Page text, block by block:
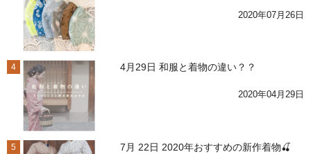
2020年07月26日
4 4月29日 和服と着物の違い？？
2020年04月29日
5 7月 22日 2020年おすすめの新作着物🍒